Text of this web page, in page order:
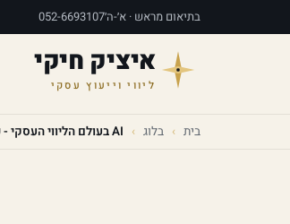
בתיאום מראש · א׳-ה׳052-6693107
איציק חיקי
ליווי וייעוץ עסקי
בית › בלוג › AI בעולם הליווי העסקי - כלי רב עוצמה, לא תחליף